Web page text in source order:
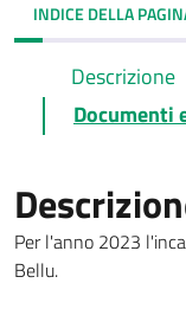
INDICE DELLA
Descrizione
Documenti
Per l'anno 2023
Bellu.